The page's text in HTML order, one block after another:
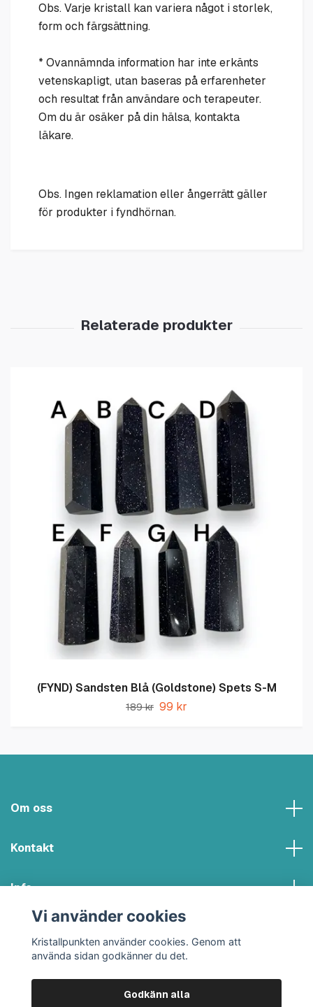
Obs. Varje kristall kan variera något i storlek,
form och färgsättning.
* Ovannämnda information har inte erkänts
vetenskapligt, utan baseras på erfarenheter
och resultat från användare och terapeuter.
Om du är osäker på din hälsa, kontakta
läkare.
Obs. Ingen reklamation eller ångerrätt gäller
för produkter i fyndhörnan.
(FYND) Sandsten Blå (Goldstone) Spets S-M
189 kr 99 kr
Om oss
Kontakt
Info
Vi använder cookies
Kristallpunkten använder cookies. Genom att
använda sidan godkänner du det.
Godkänn alla